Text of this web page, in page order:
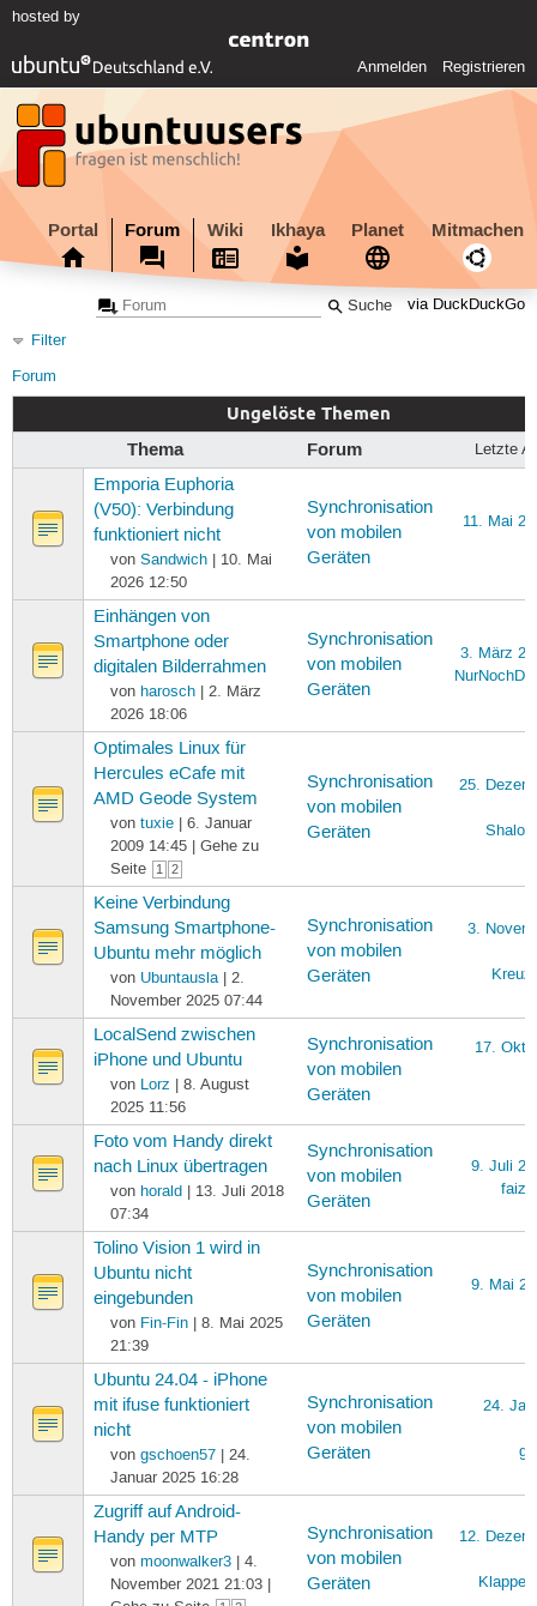
hosted by
Anmelden Registrieren
Portal Forum Wiki Ikhaya Planet Mitmachen
via DuckDuckGo
Filter
Forum
Ungelöste Themen
Thema Forum Letzte
Emporia Euphoria
(V50): Verbindung
funktioniert nicht
von Sandwich| 10. Mai
2026 12:50
Synchronisation
von mobilen
Geräten
11. Mai
Einhängen von
Smartphone oder
digitalen Bilderrahmen
von harosch| 2. März
2026 18:06
Synchronisation
von mobilen
Geräten
3. März
Optimales Linux für
Hercules eCafe mit
AMD Geode System
von tuxie| 6. Januar
2009 14:45 | Gehe zu
Seite
1 2
Synchronisation
von mobilen
Geräten
25.
Keine Verbindung
Samsung Smartphone-
Ubuntu mehr möglich
von Ubuntausla| 2.
November 2025 07:44
Synchronisation
von mobilen
Geräten
3.
LocalSend zwischen
iPhone und Ubuntu
von Lorz | 8. August
2025 11:56
Synchronisation
von mobilen
Geräten
17.
Foto vom Handy direkt
nach Linux übertragen
von horald| 13. Juli 2018
07:34
Synchronisation
von mobilen
Geräten
9. Juli
Tolino Vision 1 wird in
Ubuntu nicht
eingebunden
von Fin-Fin| 8. Mai 2025
21:39
Synchronisation
von mobilen
Geräten
9. Mai
Ubuntu 24.04 - iPhone
mit ifuse funktioniert
nicht
von gschoen57| 24.
Januar 2025 16:28
Synchronisation
von mobilen
Geräten
24.
Zugriff auf Android-
Handy per MTP
von moonwalker3| 4.
November 2021 21:03 |
Synchronisation
von mobilen
Geräten
12.